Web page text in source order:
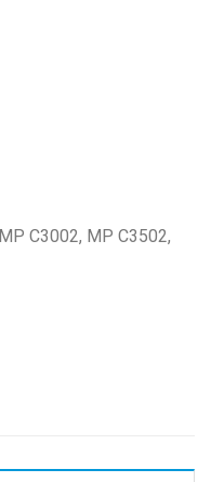
C3002, MP C3502,